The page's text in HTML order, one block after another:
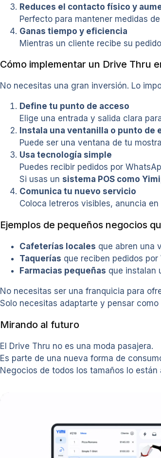
Reduces el contacto físico y
Perfecto para mantener medidas
Ganas tiempo y eficiencia
Mientras un cliente recibe su
Cómo implementar un Drive Thru
No necesitas una gran inversión. Lo
Define tu punto de acceso
Elige una entrada y salida clara
Instala una ventanilla o punto de
Puede ser una ventana de tu
Usa tecnología simple
Puedes recibir pedidos por
Si usas un sistema POS como Yimi
Comunica tu nuevo servicio
Coloca letreros visibles, anuncia
Ejemplos de pequeños negocios
Cafeterías locales que abren una
Taquerías que reciben pedidos
Farmacias pequeñas que instalan
No necesitas ser una franquicia para
Solo necesitas adaptarte y pensar
Mirando al futuro
El Drive Thru no es una moda pasajera.
Es parte de una nueva forma de
Negocios de todos los tamaños lo